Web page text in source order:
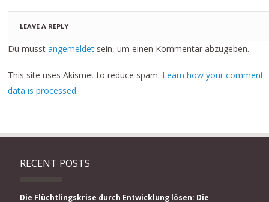
LEAVE A REPLY
Du musstangemeldet sein, um einen Kommentar abzugeben.
This site uses Akismet to reduce spam. Learn how your comment
data is processed.
RECENT POSTS
Die Flüchtlingskrise durch Entwicklung lösen: Die